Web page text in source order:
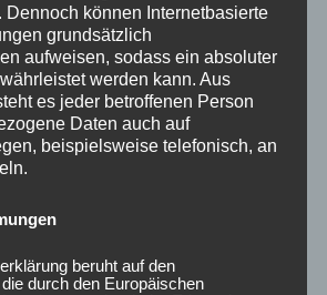
x
20x Radmutter M12 x
1,25 x 35 mm
Kegelbund 60°
Schwarz
35,00€
Dennoch können Internetbasierte
grundsätzlich
aufweisen, sodass ein absoluter
werden kann. Aus
es jeder betroffenen Person
Daten auch auf
beispielsweise telefonisch, an
beruht auf den
durch den Europäischen